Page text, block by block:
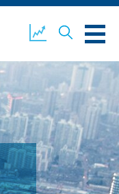
公司新聞
聯絡我們